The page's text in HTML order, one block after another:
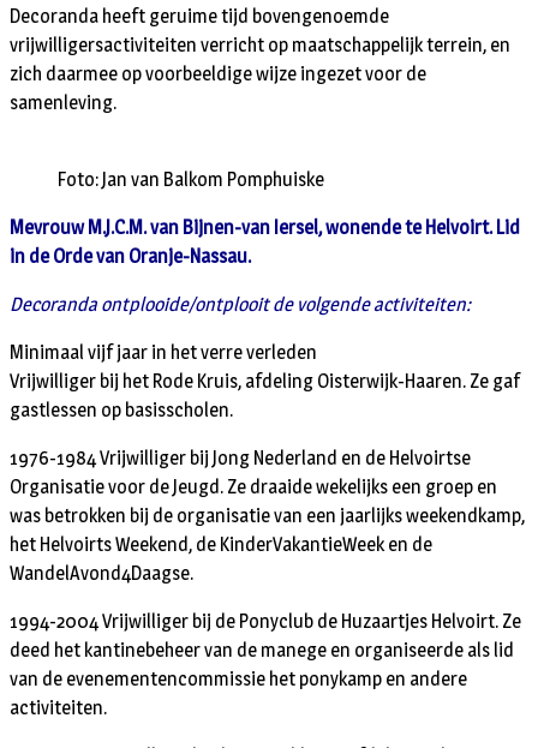
Decoranda heeft geruime tijd bovengenoemde
vrijwilligersactiviteiten verricht op maatschappelijk terrein, en
zich daarmee op voorbeeldige wijze ingezet voor de
samenleving.
Foto: Jan van Balkom Pomphuiske
Mevrouw M.J.C.M. van Bijnen-van Iersel, wonende te Helvoirt. Lid
in de Orde van Oranje-Nassau.
Decoranda ontplooide/ontplooit de volgende activiteiten:
Minimaal vijf jaar in het verre verleden
Vrijwilliger bij het Rode Kruis, afdeling Oisterwijk-Haaren. Ze gaf
gastlessen op basisscholen.
1976-1984 Vrijwilliger bij Jong Nederland en de Helvoirtse
Organisatie voor de Jeugd. Ze draaide wekelijks een groep en
was betrokken bij de organisatie van een jaarlijks weekendkamp,
het Helvoirts Weekend, de KinderVakantieWeek en de
WandelAvond4Daagse.
1994-2004 Vrijwilliger bij de Ponyclub de Huzaartjes Helvoirt. Ze
deed het kantinebeheer van de manege en organiseerde als lid
van de evenementencommissie het ponykamp en andere
activiteiten.